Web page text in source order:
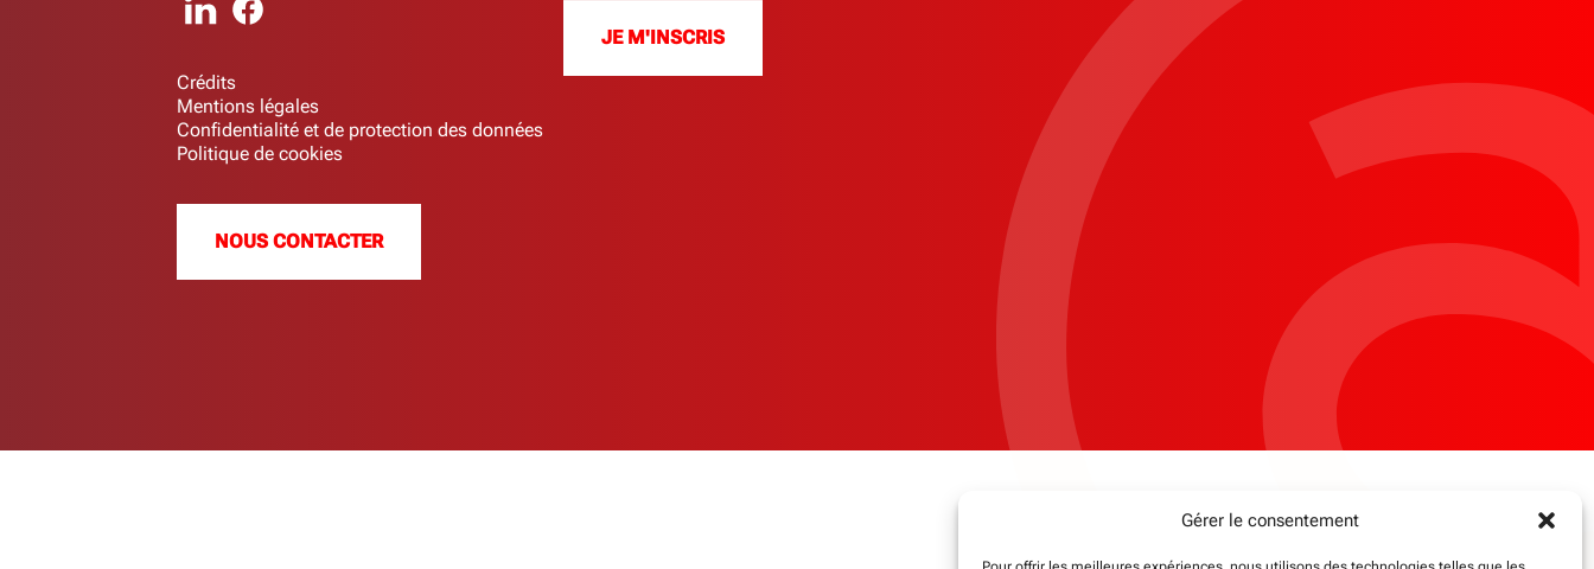
Gérer le consentement
Crédits
Mentions légales
Confidentialité et de protection des données
Politique de cookies
NOUS CONTACTER
JE M'INSCRIS